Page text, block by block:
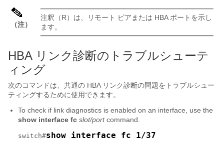
（注）
注釈（R）は、リモート ピアまたは HBA ポートを示し
ます。
HBA リンク診断のトラブルシューテ
ィング
次のコマンドは、共通の HBA リンク診断の問題をトラブルシュー
ティングするために使用できます。
To check if link diagnostics is enabled on an interface, use the
show interface fc slot/port command.
switch#show interface fc 1/37